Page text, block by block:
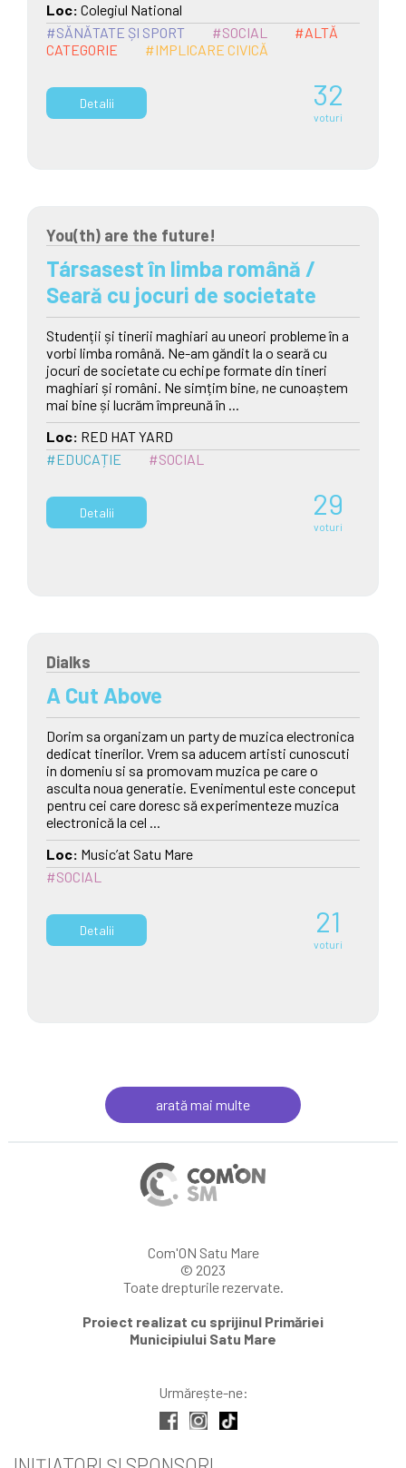
Loc: Colegiul National
#SĂNĂTATE ȘI SPORT
#SOCIAL
#ALTĂ
CATEGORIE
#IMPLICARE CIVICĂ
Detalii 32
voturi
You(th) are the future!
Társasest în limba română /
Seară cu jocuri de societate
Studenții și tinerii maghiari au uneori probleme în a
vorbi limba română. Ne-am găndit la o seară cu
jocuri de societate cu echipe formate din tineri
maghiari și români. Ne simțim bine, ne cunoaștem
mai bine și lucrăm împreună în ...
Loc: RED HAT YARD
#EDUCAȚIE
#SOCIAL
Detalii 29
voturi
Dialks
A Cut Above
Dorim sa organizam un party de muzica electronica
dedicat tinerilor. Vrem sa aducem artisti cunoscuti
in domeniu si sa promovam muzica pe care o
asculta noua generatie. Evenimentul este conceput
pentru cei care doresc să experimenteze muzica
electronică la cel ...
Loc: Music’at Satu Mare
#SOCIAL
Detalii 21
voturi
arată mai multe
Com'ON Satu Mare
© 2023
Toate drepturile rezervate.
Proiect realizat cu sprijinul Primăriei
Municipiului Satu Mare
Urmărește-ne: